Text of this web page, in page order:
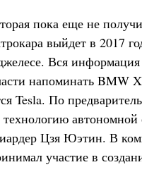
пока еще не
выйдет в 2017
Вся
напоминать BMW
Tesla. По
автономной
Цзя Юэтин. В
участие в